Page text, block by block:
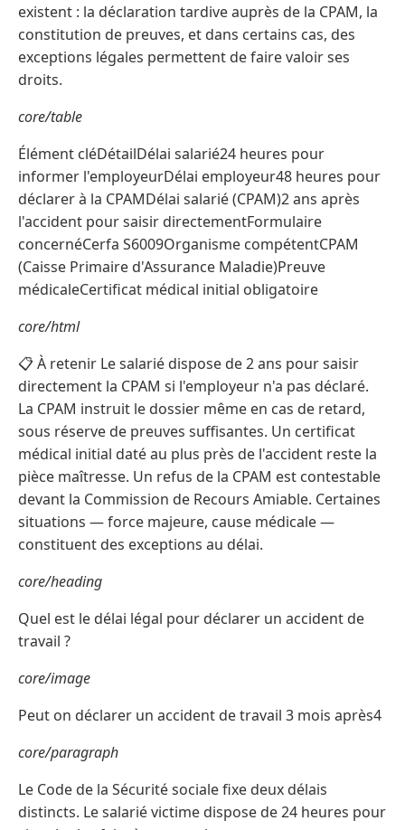
existent : la déclaration tardive auprès de la CPAM, la
constitution de preuves, et dans certains cas, des
exceptions légales permettent de faire valoir ses
droits.
core/table
Élément cléDétailDélai salarié24 heures pour
informer l'employeurDélai employeur48 heures pour
déclarer à la CPAMDélai salarié (CPAM)2 ans après
l'accident pour saisir directementFormulaire
concernéCerfa S6009Organisme compétentCPAM
(Caisse Primaire d'Assurance Maladie)Preuve
médicaleCertificat médical initial obligatoire
core/html
📋 À retenir Le salarié dispose de 2 ans pour saisir
directement la CPAM si l'employeur n'a pas déclaré.
La CPAM instruit le dossier même en cas de retard,
sous réserve de preuves suffisantes. Un certificat
médical initial daté au plus près de l'accident reste la
pièce maîtresse. Un refus de la CPAM est contestable
devant la Commission de Recours Amiable. Certaines
situations — force majeure, cause médicale —
constituent des exceptions au délai.
core/heading
Quel est le délai légal pour déclarer un accident de
travail ?
core/image
Peut on déclarer un accident de travail 3 mois après4
core/paragraph
Le Code de la Sécurité sociale fixe deux délais
distincts. Le salarié victime dispose de 24 heures pour